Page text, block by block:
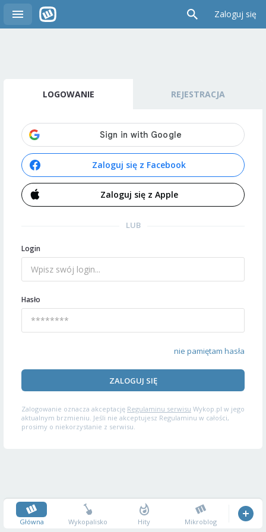
Zaloguj się
LOGOWANIE REJESTRACJA
Zaloguj się z Facebook
Zaloguj się z Apple
LUB
Login
Hasło
nie pamiętam hasła
ZALOGUJ SIĘ
Zalogowanie oznacza akceptację Regulaminu serwisu Wykop.pl w jego
aktualnym brzmieniu. Jeśli nie akceptujesz Regulaminu w całości,
prosimy o niekorzystanie z serwisu.
Główna Wykopalisko Hity Mikroblog